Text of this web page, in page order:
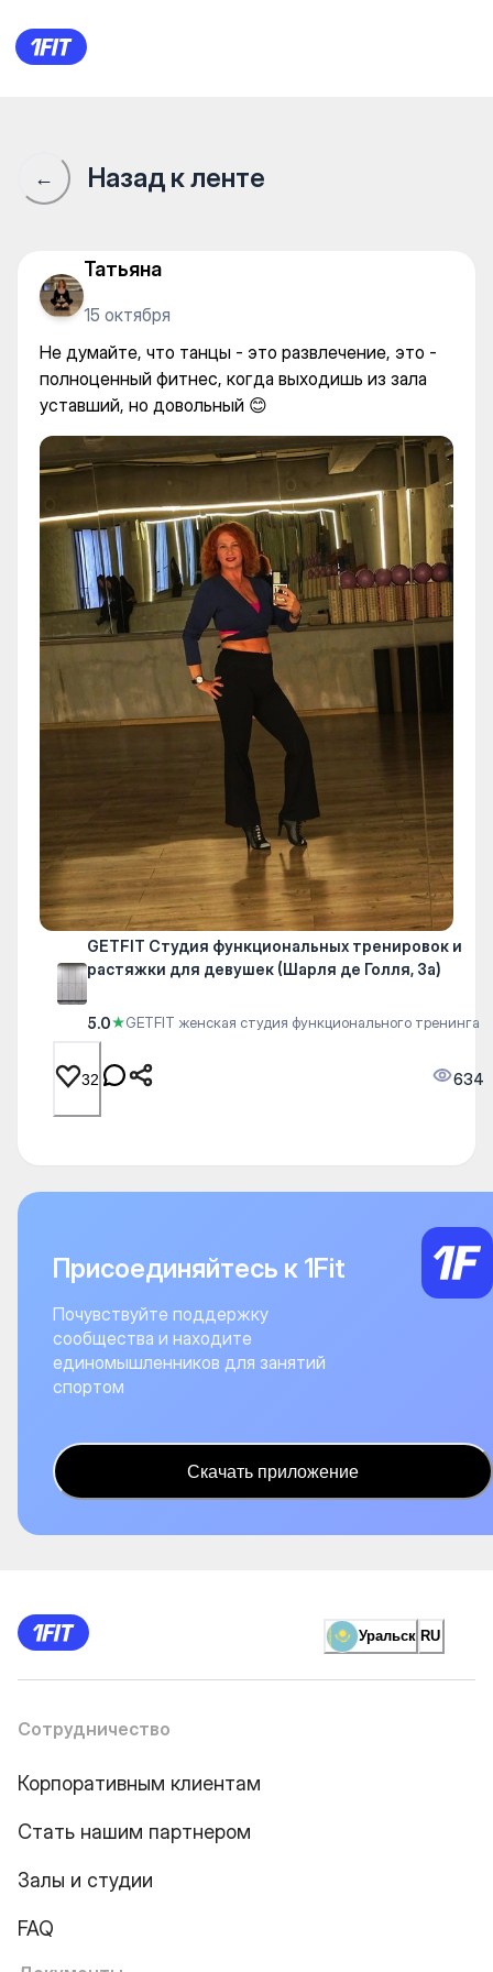
GETFIT Студия
← Назад к ленте
Татьяна
15 октября
Не думайте, что танцы - это развлечение, это -
полноценный фитнес, когда выходишь из зала
уставший, но довольный 😊
GETFIT Студия функциональных тренировок и
растяжки для девушек (Шарля де Голля, 3а)
5.0★GETFIT женская студия функционального тренинга
32 634
Присоединяйтесь к 1Fit
Почувствуйте поддержку
сообщества и находите
единомышленников для занятий
спортом
Скачать приложение
Уральск RU
Сотрудничество
Корпоративным клиентам
Стать нашим партнером
Залы и студии
FAQ